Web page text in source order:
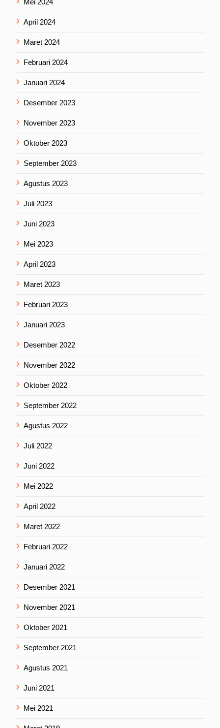
April 2024
Maret 2024
Februari 2024
Januari 2024
Desember 2023
November 2023
Oktober 2023
September 2023
Agustus 2023
Juli 2023
Juni 2023
Mei 2023
April 2023
Maret 2023
Februari 2023
Januari 2023
Desember 2022
November 2022
Oktober 2022
September 2022
Agustus 2022
Juli 2022
Juni 2022
Mei 2022
April 2022
Maret 2022
Februari 2022
Januari 2022
Desember 2021
November 2021
Oktober 2021
September 2021
Agustus 2021
Juni 2021
Mei 2021